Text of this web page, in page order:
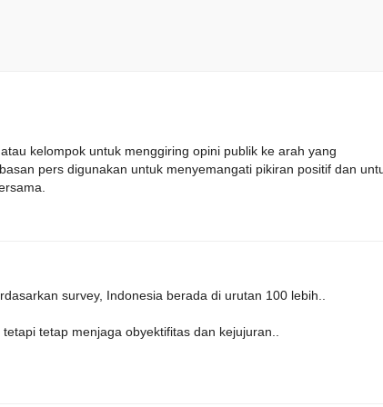
kelompok untuk menggiring opini publik ke arah yang
pers digunakan untuk menyemangati pikiran positif dan
survey, Indonesia berada di urutan 100 lebih..
tetap menjaga obyektifitas dan kejujuran..